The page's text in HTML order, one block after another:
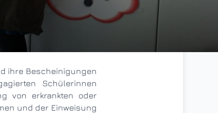
Schülerinnen
von erkrankten oder
und der Einweisung